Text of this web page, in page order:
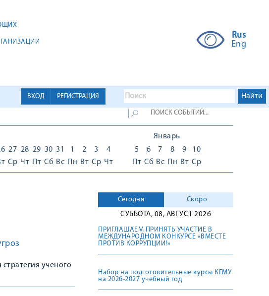
Rus
Eng
ВХОД РЕГИСТРАЦИЯ
27
Ср
28
Чт
29
Пт
30
Сб
31
Вс
1
Пн
2
Вт
3
Ср
4
Чт
Январь
5
Пт
6
Сб
7
Вс
8
Пн
9
Вт
10
Ср
ученого
Сегодня
Скоро
СУББОТА, 08, АВГУСТ 2026
ПРИГЛАШАЕМ ПРИНЯТЬ УЧАСТИЕ В
МЕЖДУНАРОДНОМ КОНКУРСЕ «ВМЕСТЕ
ПРОТИВ КОРРУПЦИИ!»
Набор на подготовительные курсы КГМУ
на 2026-2027 учебный год